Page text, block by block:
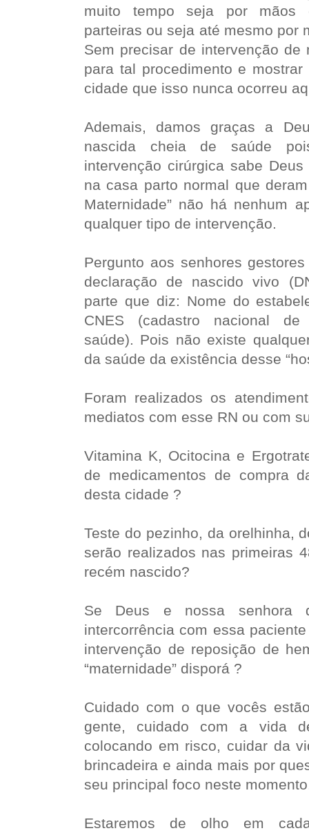
muito tempo seja por mãos
parteiras ou seja até mesmo por
Sem precisar de intervenção de
para tal procedimento e
cidade que isso nunca ocorreu
Ademais, damos graças a
nascida cheia de saúde
intervenção cirúrgica sabe
na casa parto normal que
Maternidade” não há nenhum
qualquer tipo de intervenção.
Pergunto aos senhores
declaração de nascido vivo
parte que diz: Nome do
CNES (cadastro nacional de
saúde). Pois não existe
da saúde da existência desse
Foram realizados os
mediatos com esse RN ou com
Vitamina K, Ocitocina e
de medicamentos de compra
desta cidade ?
Teste do pezinho, da orelhinha,
serão realizados nas primeiras
recém nascido?
Se Deus e nossa senhora
intercorrência com essa
intervenção de reposição de
“maternidade” disporá ?
Cuidado com o que vocês
gente, cuidado com a vida
colocando em risco, cuidar da
brincadeira e ainda mais por
seu principal foco neste
Estaremos de olho em